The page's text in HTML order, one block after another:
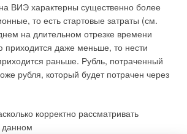
ВИЭ характерны существенно более
то есть стартовые затраты (см.
на длительном отрезке времени
приходится даже меньше, то нести
раньше. Рубль, потраченный
рубля, который будет потрачен через
корректно рассматривать
данном